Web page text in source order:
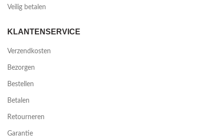
Veilig betalen
KLANTENSERVICE
Verzendkosten
Bezorgen
Bestellen
Betalen
Retourneren
Garantie